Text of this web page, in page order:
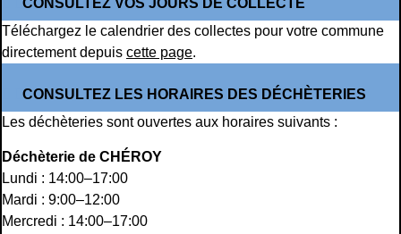
CONSULTEZ VOS JOURS DE COLLECTE
Téléchargez le calendrier des collectes pour votre commune
directement depuis cette page.
CONSULTEZ LES HORAIRES DES DÉCHÈTERIES
Les déchèteries sont ouvertes aux horaires suivants :
Déchèterie de CHÉROY
Lundi : 14:00–17:00
Mardi : 9:00–12:00
Mercredi : 14:00–17:00